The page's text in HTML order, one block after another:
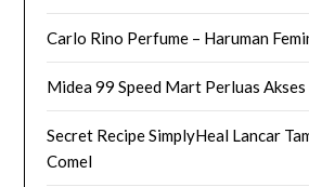
Carlo Rino Perfume – Haruman
Midea 99 Speed Mart Perluas
Secret Recipe SimplyHeal Lancar
Comel